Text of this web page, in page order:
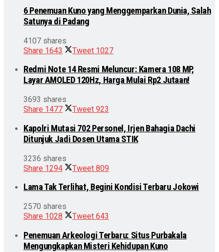
6 Penemuan Kuno yang Menggemparkan Dunia, Salah
Satunya di Padang
4107 shares
Share 1643 Tweet 1027
Redmi Note 14 Resmi Meluncur: Kamera 108 MP,
Layar AMOLED 120Hz, Harga Mulai Rp2 Jutaan!
3693 shares
Share 1477 Tweet 923
Kapolri Mutasi 702 Personel, Irjen Bahagia Dachi
Ditunjuk Jadi Dosen Utama STIK
3236 shares
Share 1294 Tweet 809
Lama Tak Terlihat, Begini Kondisi Terbaru Jokowi
2570 shares
Share 1028 Tweet 643
Penemuan Arkeologi Terbaru: Situs Purbakala
Mengungkapkan Misteri Kehidupan Kuno